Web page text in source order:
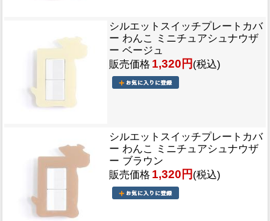
シルエットスイッチプレートカバ
ー わんこ ミニチュアシュナウザ
ー ベージュ
販売価格 1,320円 (税込)
シルエットスイッチプレートカバ
ー わんこ ミニチュアシュナウザ
ー ブラウン
販売価格 1,320円 (税込)